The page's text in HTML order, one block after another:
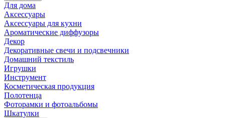
Для дома
Аксессуары
Аксессуары для кухни
Ароматические диффузоры
Декор
Декоративные свечи и подсвечники
Домашний текстиль
Игрушки
Инструмент
Косметическая продукция
Полотенца
Фоторамки и фотоальбомы
Шкатулки